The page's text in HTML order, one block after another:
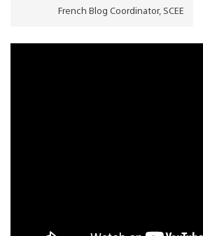
French Blog Coordinator, SCEE